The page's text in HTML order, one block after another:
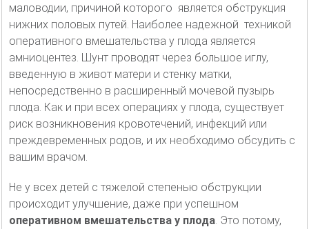
маловодии, причиной которого является обструкция
нижних половых путей. Наиболее надежной техникой
оперативного вмешательства у плода является
амниоцентез. Шунт проводят через большое иглу,
введенную в живот матери и стенку матки,
непосредственно в расширенный мочевой пузырь
плода. Как и при всех операциях у плода, существует
риск возникновения кровотечений, инфекций или
преждевременных родов, и их необходимо обсудить с
вашим врачом.
Не у всех детей с тяжелой степенью обструкции
происходит улучшение, даже при успешном
оперативном вмешательства у плода. Это потому,